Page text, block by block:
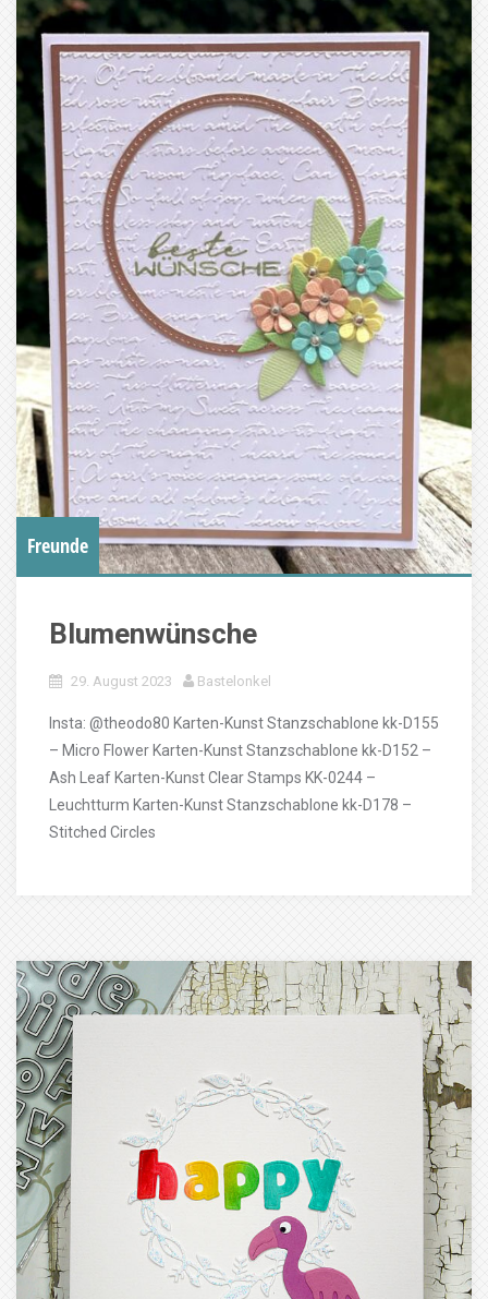
Freunde
Blumenwünsche
29. August 2023 Bastelonkel
Insta: @theodo80 Karten-Kunst Stanzschablone kk-D155
– Micro Flower Karten-Kunst Stanzschablone kk-D152 –
Ash Leaf Karten-Kunst Clear Stamps KK-0244 –
Leuchtturm Karten-Kunst Stanzschablone kk-D178 –
Stitched Circles